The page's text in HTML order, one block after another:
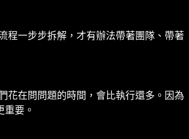
程一步步拆解，才有辦法帶著團隊、帶著
花在問問題的時間，會比執行還多。因為
重要。